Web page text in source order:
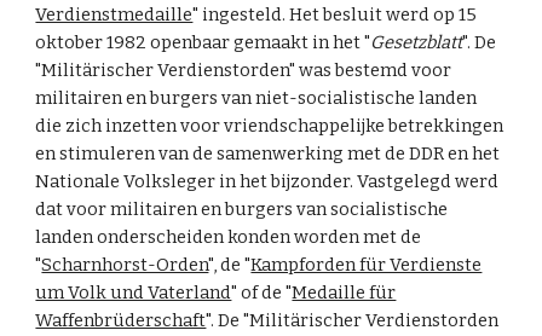
Verdienstmedaille" ingesteld. Het besluit werd op 15
oktober 1982 openbaar gemaakt in het "Gesetzblatt". De
"Militärischer Verdienstorden" was bestemd voor
militairen en burgers van niet-socialistische landen
die zich inzetten voor vriendschappelijke betrekkingen
en stimuleren van de samenwerking met de DDR en het
Nationale Volksleger in het bijzonder. Vastgelegd werd
dat voor militairen en burgers van socialistische
landen onderscheiden konden worden met de
"Scharnhorst-Orden", de "Kampforden für Verdienste
um Volk und Vaterland" of de "Medaille für
Waffenbrüderschaft". De "Militärischer Verdienstorden